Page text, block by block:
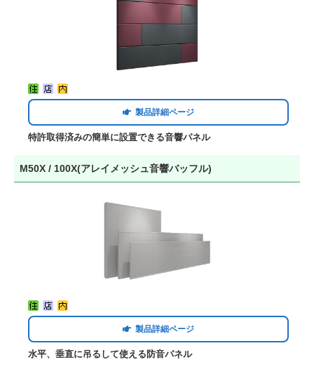
製品詳細ページ
特許取得済みの簡単に設置できる音響パネル
M50X / 100X(アレイメッシュ音響バッフル)
製品詳細ページ
水平、垂直に吊るして使える防音パネル